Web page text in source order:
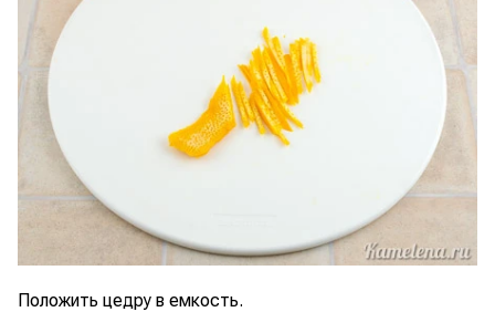
Положить цедру в емкость.